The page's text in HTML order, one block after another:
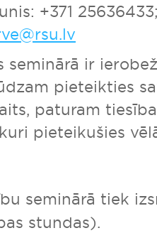
+371
seminārā ir
pieteikties
paturam
pieteikušies
seminārā tiek
stundas).